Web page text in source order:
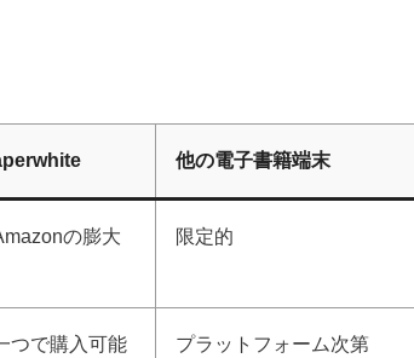
他の電子書籍端末
の膨大
限定的
つで購入可能 プラットフォーム次第